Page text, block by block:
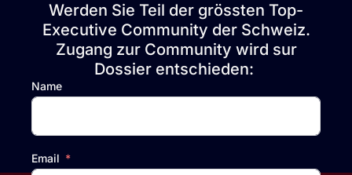
Werden Sie Teil der grössten Top-
Executive Community der Schweiz.
Zugang zur Community wird sur
Dossier entschieden:
Name
Email